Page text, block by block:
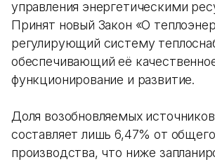
управления энергетическими
Принят новый Закон «О
регулирующий систему
обеспечивающий её
функционирование и развитие.
Доля возобновляемых
составляет лишь 6,47% от
производства, что ниже